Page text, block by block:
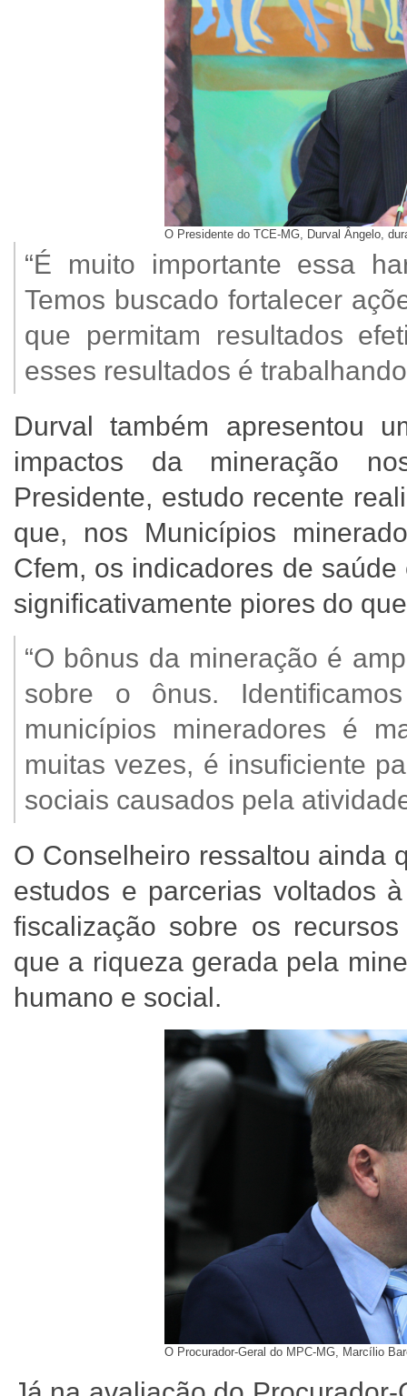
O Presidente do TCE-MG, Durval Ângelo,
“É muito importante essa
Temos buscado fortalecer
que permitam resultados
esses resultados é
Durval também apresentou
impactos da mineração
Presidente, estudo recente
que, nos Municípios
Cfem, os indicadores de
significativamente piores do
“O bônus da mineração é
sobre o ônus.
municípios mineradores é
muitas vezes, é insuficiente
sociais causados pela
O Conselheiro ressaltou ainda
estudos e parcerias voltados
fiscalização sobre os
que a riqueza gerada pela
humano e social.
O Procurador-Geral do MPC-MG, Marcílio